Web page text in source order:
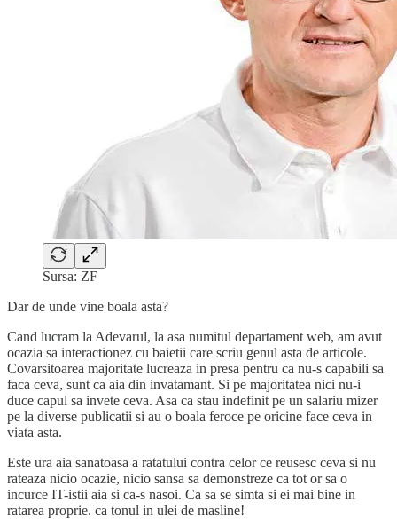
Sursa: ZF
Dar de unde vine boala asta?
Cand lucram la Adevarul, la asa numitul departament web, am avut
ocazia sa interactionez cu baietii care scriu genul asta de articole.
Covarsitoarea majoritate lucreaza in presa pentru ca nu-s capabili sa
faca ceva, sunt ca aia din invatamant. Si pe majoritatea nici nu-i
duce capul sa invete ceva. Asa ca stau indefinit pe un salariu mizer
pe la diverse publicatii si au o boala feroce pe oricine face ceva in
viata asta.
Este ura aia sanatoasa a ratatului contra celor ce reusesc ceva si nu
rateaza nicio ocazie, nicio sansa sa demonstreze ca tot or sa o
incurce IT-istii aia si ca-s nasoi. Ca sa se simta si ei mai bine in
ratarea proprie. ca tonul in ulei de masline!